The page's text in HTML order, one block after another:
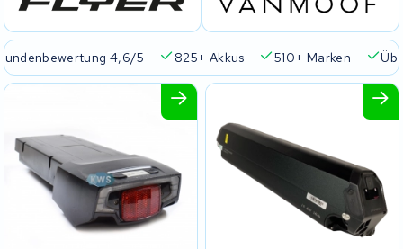
4,6/5 825+ Akkus 510+ Marken